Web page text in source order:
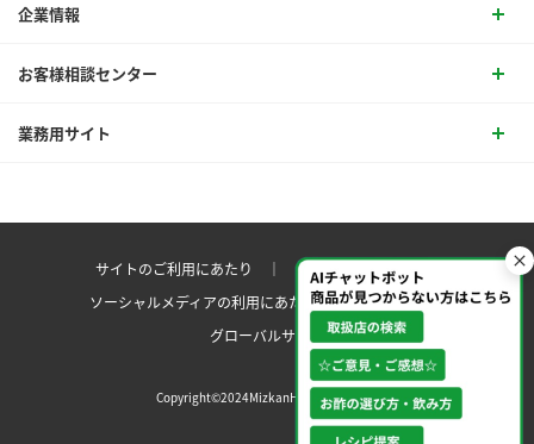
企業情報
お客様相談センター
業務用サイト
サイトのご利用にあたり ｜プライバシーポリシー
ソーシャルメディアの利用にあたりサイトマップ ｜
グローバルサイト
Copyright©2024MizkanHoldingsCo.Ltd.